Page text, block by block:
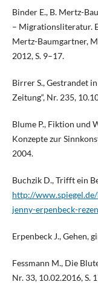
Binder E., B. Mertz-
– Migrationsliteratur.
Mertz-Baumgartner,
2012, S. 9–17.
Birrer S., Gestrandet
Zeitung“, Nr. 235,
Blume P., Fiktion und
Konzepte zur
2004.
Buchzik D., Trifft ein
http://
jenny-erpenbeck-
Erpenbeck J., Gehen,
Fessmann M., Die
Nr. 33, 10.02.2016, S.